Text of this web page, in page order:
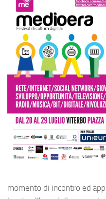
momento di incontro ed